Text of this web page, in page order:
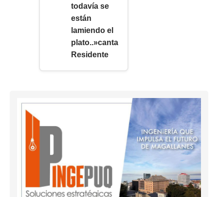
todavía se
están
lamiendo el
plato..»canta
Residente